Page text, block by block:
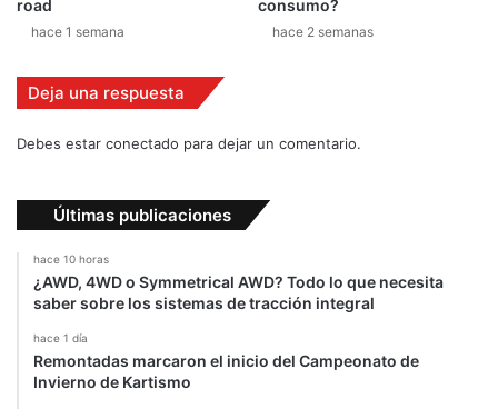
road
hace 1 semana
consumo?
hace 2 semanas
Deja una respuesta
Debes estar conectado para dejar un comentario.
Últimas publicaciones
hace 10 horas
¿AWD, 4WD o Symmetrical AWD? Todo lo que necesita
saber sobre los sistemas de tracción integral
hace 1 día
Remontadas marcaron el inicio del Campeonato de
Invierno de Kartismo